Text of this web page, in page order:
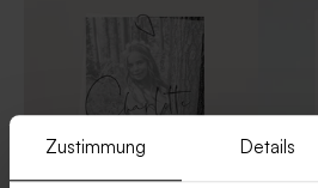
Zustimmung Details